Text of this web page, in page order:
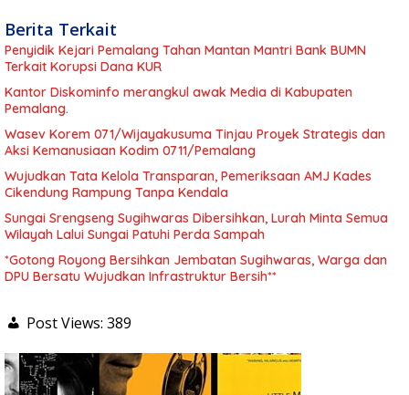
Berita Terkait
Penyidik Kejari Pemalang Tahan Mantan Mantri Bank BUMN
Terkait Korupsi Dana KUR
Kantor Diskominfo merangkul awak Media di Kabupaten
Pemalang.
Wasev Korem 071/Wijayakusuma Tinjau Proyek Strategis dan
Aksi Kemanusiaan Kodim 0711/Pemalang
Wujudkan Tata Kelola Transparan, Pemeriksaan AMJ Kades
Cikendung Rampung Tanpa Kendala
Sungai Srengseng Sugihwaras Dibersihkan, Lurah Minta Semua
Wilayah Lalui Sungai Patuhi Perda Sampah
*Gotong Royong Bersihkan Jembatan Sugihwaras, Warga dan
DPU Bersatu Wujudkan Infrastruktur Bersih**
Post Views: 389